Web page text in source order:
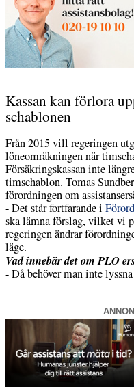
Kassan kan förlora
schablonen
Från 2015 vill regeringen
löneomräkningen när
Försäkringskassan inte
timschablon. Tomas
förordningen om
- Det står fortfarande i
ska lämna förslag, vilket vi
regeringen ändrar
läge.
Vad innebär det om PLO
- Då behöver man inte